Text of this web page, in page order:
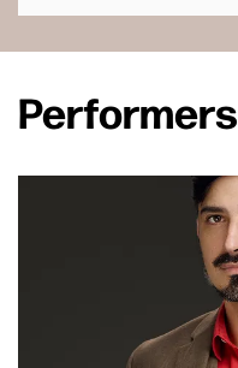
Performers